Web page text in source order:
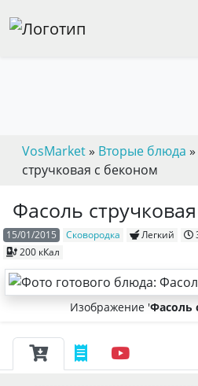
VosMarket» Вторые блюда »
стручковая с беконом
Фасоль
15/01/2015 Сковородка Легкий
200 кКал
Изображение 'Фасоль